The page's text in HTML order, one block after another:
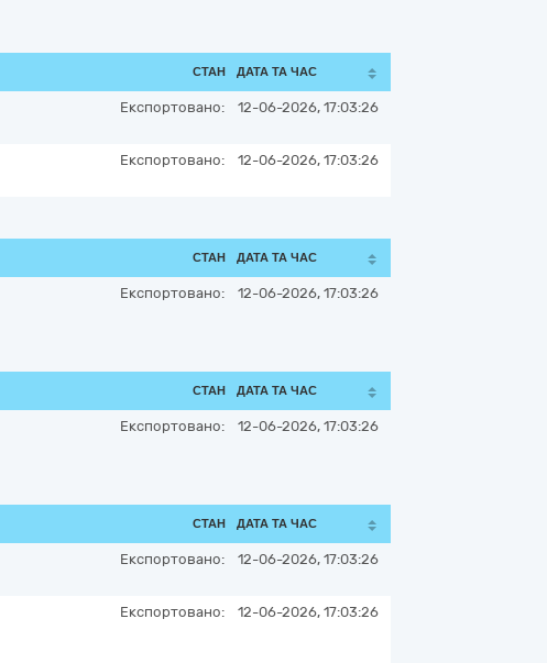
СТАН ДАТА ТА ЧАС
Експортовано: 12-06-2026, 17:03:26
Експортовано: 12-06-2026, 17:03:26
СТАН ДАТА ТА ЧАС
Експортовано: 12-06-2026, 17:03:26
СТАН ДАТА ТА ЧАС
Експортовано: 12-06-2026, 17:03:26
СТАН ДАТА ТА ЧАС
Експортовано: 12-06-2026, 17:03:26
Експортовано: 12-06-2026, 17:03:26